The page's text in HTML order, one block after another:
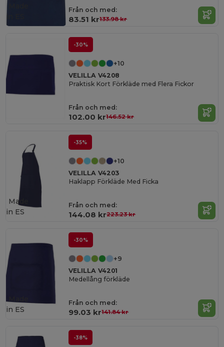
Från och med:
83.51 kr133.98 kr
in
-30%
+10
VELILLA V4208
Praktisk Kort Förkläde med Flera Fickor
Från och med:
102.00 kr146.52 kr
-35%
+10
VELILLA V4203
Haklapp Förkläde Med Ficka
Från och med:
144.08 kr223.23 kr
Made
in ES
-30%
+9
VELILLA V4201
Medellång förkläde
Från och med:
99.03 kr141.84 kr
in ES
-38%